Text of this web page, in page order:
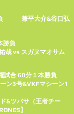
負 兼平大介&谷口弘
勝負
哉 vs スガヌマオサム
試合 60分１本勝負
ン3号&VKFマシーン1
&ツバサ（王者チー
】